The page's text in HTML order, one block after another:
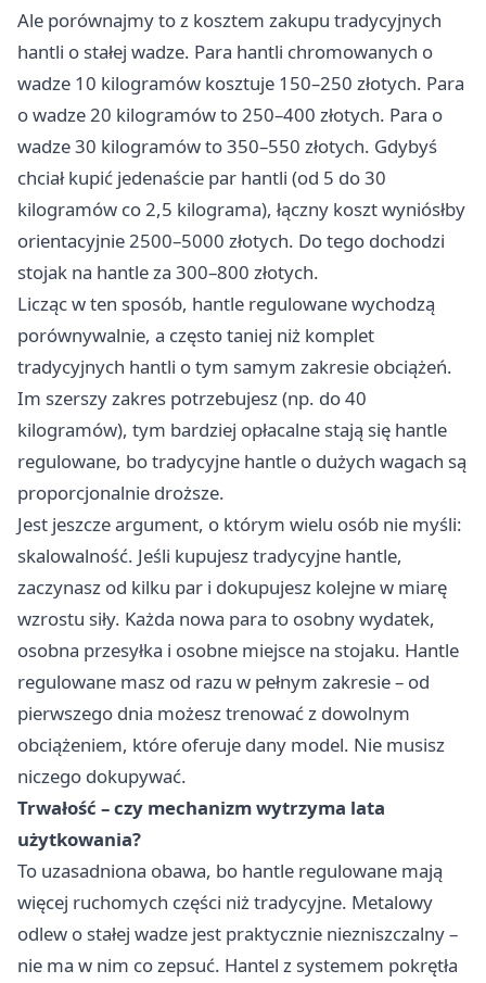
Ale porównajmy to z kosztem zakupu tradycyjnych
hantli o stałej wadze. Para hantli chromowanych o
wadze 10 kilogramów kosztuje 150–250 złotych. Para
o wadze 20 kilogramów to 250–400 złotych. Para o
wadze 30 kilogramów to 350–550 złotych. Gdybyś
chciał kupić jedenaście par hantli (od 5 do 30
kilogramów co 2,5 kilograma), łączny koszt wyniósłby
orientacyjnie 2500–5000 złotych. Do tego dochodzi
stojak na hantle za 300–800 złotych.
Licząc w ten sposób, hantle regulowane wychodzą
porównywalnie, a często taniej niż komplet
tradycyjnych hantli o tym samym zakresie obciążeń.
Im szerszy zakres potrzebujesz (np. do 40
kilogramów), tym bardziej opłacalne stają się hantle
regulowane, bo tradycyjne hantle o dużych wagach są
proporcjonalnie droższe.
Jest jeszcze argument, o którym wielu osób nie myśli:
skalowalność. Jeśli kupujesz tradycyjne hantle,
zaczynasz od kilku par i dokupujesz kolejne w miarę
wzrostu siły. Każda nowa para to osobny wydatek,
osobna przesyłka i osobne miejsce na stojaku. Hantle
regulowane masz od razu w pełnym zakresie – od
pierwszego dnia możesz trenować z dowolnym
obciążeniem, które oferuje dany model. Nie musisz
niczego dokupywać.
Trwałość – czy mechanizm wytrzyma lata
użytkowania?
To uzasadniona obawa, bo hantle regulowane mają
więcej ruchomych części niż tradycyjne. Metalowy
odlew o stałej wadze jest praktycznie niezniszczalny –
nie ma w nim co zepsuć. Hantel z systemem pokrętła